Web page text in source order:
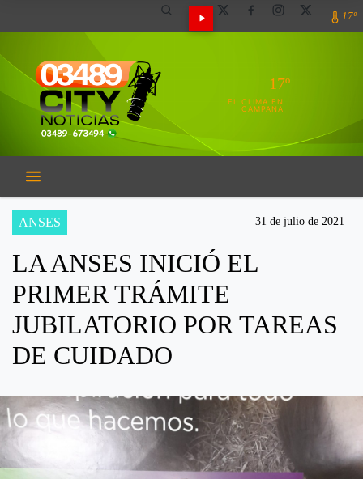
17º
17º
EL CLIMA EN
CAMPANA
ANSES 31 de julio de 2021
LA ANSES INICIÓ EL
PRIMER TRÁMITE
JUBILATORIO POR TAREAS
DE CUIDADO